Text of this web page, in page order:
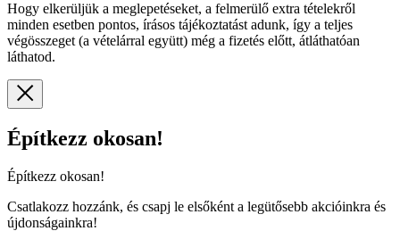
Hogy elkerüljük a meglepetéseket, a felmerülő extra tételekről
minden esetben pontos, írásos tájékoztatást adunk, így a teljes
végösszeget (a vételárral együtt) még a fizetés előtt, átláthatóan
láthatod.
Építkezz okosan!
Építkezz okosan!
Csatlakozz hozzánk, és csapj le elsőként a legütősebb akcióinkra és
újdonságainkra!